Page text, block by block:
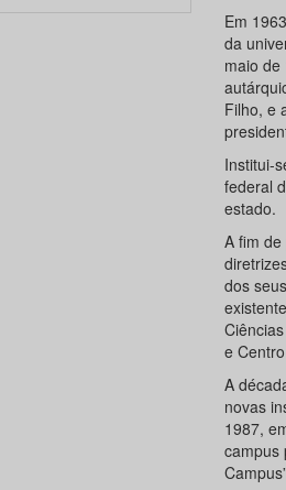
Em
da
maio de
Filho, e
Institui-
federal
estado.
A fim
dos
e
A
novas
1987,
campus